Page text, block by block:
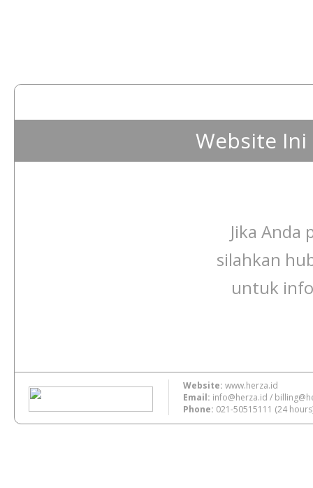
Website Ini
Jika Anda
silahkan
untuk
Website: www.herza.id
Email: info@herza.id /
Phone: 021-50515111 (24